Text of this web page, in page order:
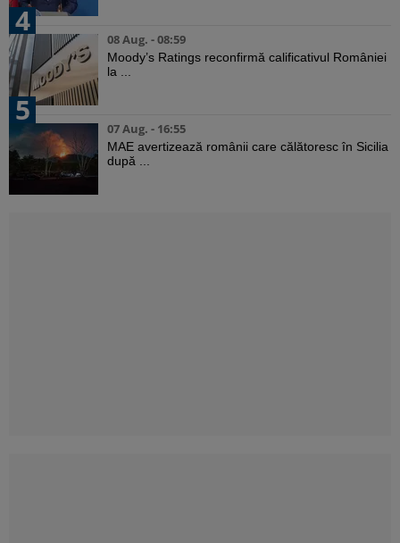
4
08 Aug. - 08:59
Moody’s Ratings reconfirmă calificativul României
la ...
5
07 Aug. - 16:55
MAE avertizează românii care călătoresc în Sicilia
după ...